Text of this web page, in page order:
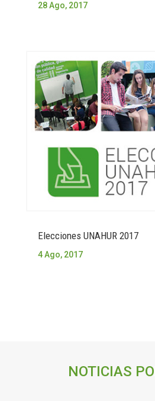
28 Ago, 2017
Elecciones UNAHUR 2017
4 Ago, 2017
NOTICIAS